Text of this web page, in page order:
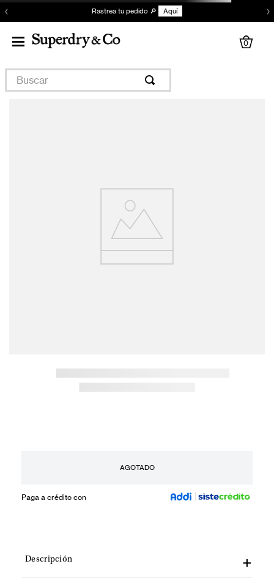
‹ Rastrea tu pedido 🔎 Aquí ›
0
Buscar
AGOTADO
Paga a crédito con
Descripción